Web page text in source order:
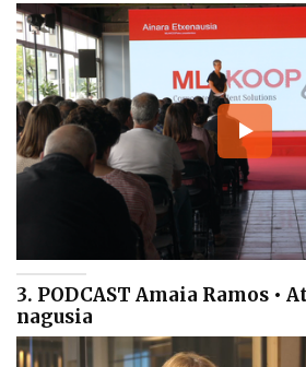
3. PODCAST Amaia Ramos •
nagusia